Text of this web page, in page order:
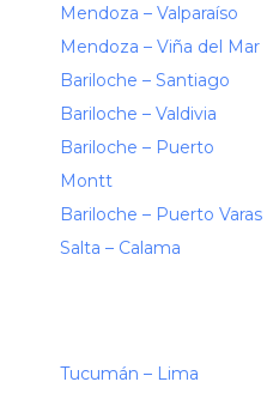
Mendoza – Valparaíso
Mendoza – Viña del Mar
Bariloche – Santiago
Bariloche – Valdivia
Bariloche – Puerto
Montt
Bariloche – Puerto Varas
Salta – Calama
Tucumán – Lima